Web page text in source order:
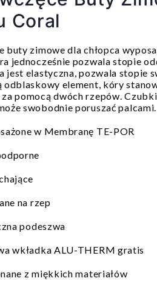
Coral
buty zimowe dla chłopca
jednocześnie pozwala stopie
jest elastyczna, pozwala stopie
odblaskowy element, kóry
za pomocą dwóch rzepów.
swobodnie poruszać palcami.
w Membranę TE-POR
na rzep
podeszwa
wkładka ALU-THERM gratis
z miękkich materiałów